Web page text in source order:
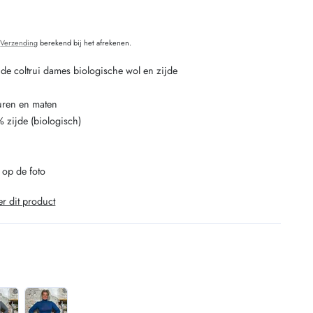
Verzendingberekend bij het afrekenen.
coltrui dames biologische wol en zijde
en maten
zijde (biologisch)
op de foto
dit product